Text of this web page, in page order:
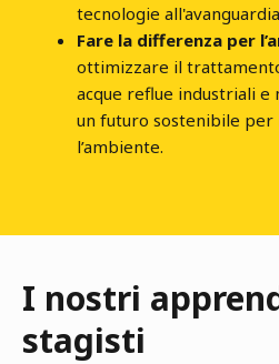
tecnologie
Fare la differenza per
ottimizzare il
acque reflue industriali e
un futuro sostenibile
l’ambiente.
I nostri
stagisti